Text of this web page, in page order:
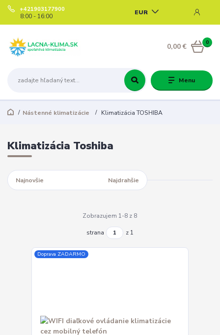
Menu
EUR
+421903177900
8:00 - 16:00
0
0,00 €
Nástenné klimatizácie Klimatizácia TOSHIBA
Klimatizácia Toshiba
Najnovšie Najdrahšie
Zobrazujem 1-8 z 8
strana z 1
Doprava ZADARMO